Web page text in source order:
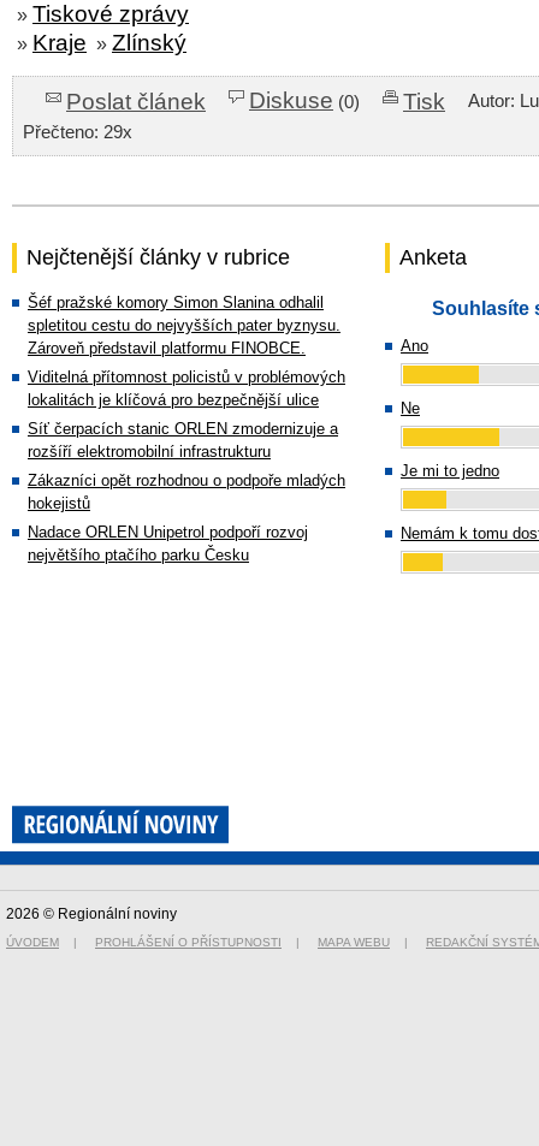
» Tiskové zprávy
» Kraje » Zlínský
Poslat článek Diskuse (0) Tisk
Autor:
Přečteno: 29x
Nejčtenější články v rubrice
Šéf pražské komory Simon Slanina odhalil
spletitou cestu do nejvyšších pater byznysu.
Zároveň představil platformu FINOBCE.
Viditelná přítomnost policistů v problémových
lokalitách je klíčová pro bezpečnější ulice
Síť čerpacích stanic ORLEN zmodernizuje a
rozšíří elektromobilní infrastrukturu
Zákazníci opět rozhodnou o podpoře mladých
hokejistů
Nadace ORLEN Unipetrol podpoří rozvoj
největšího ptačího parku Česku
Anketa
Souhlasíte
Ano
Ne
Je mi to jedno
Nemám k tomu
2026 © Regionální noviny
ÚVODEM | PROHLÁŠENÍ O PŘÍSTUPNOSTI | MAPA WEBU | REDAKČNÍ